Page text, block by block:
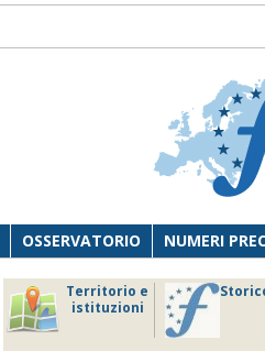
OSSERVATORIO NUMERI
Territorio e
istituzioni